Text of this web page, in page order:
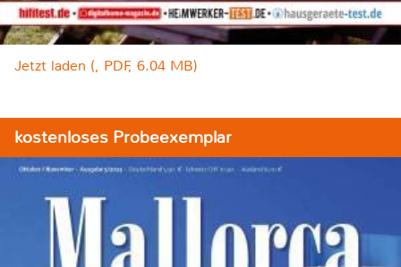
Jetzt laden (, PDF, 6.04 MB)
kostenloses Probeexemplar